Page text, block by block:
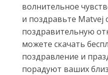
волнительное
и поздравьте Matvej
поздравительную
можете скачать
поздравление и
порадуют ваших